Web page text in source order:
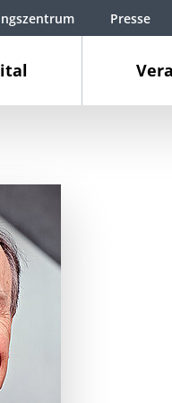
Presse